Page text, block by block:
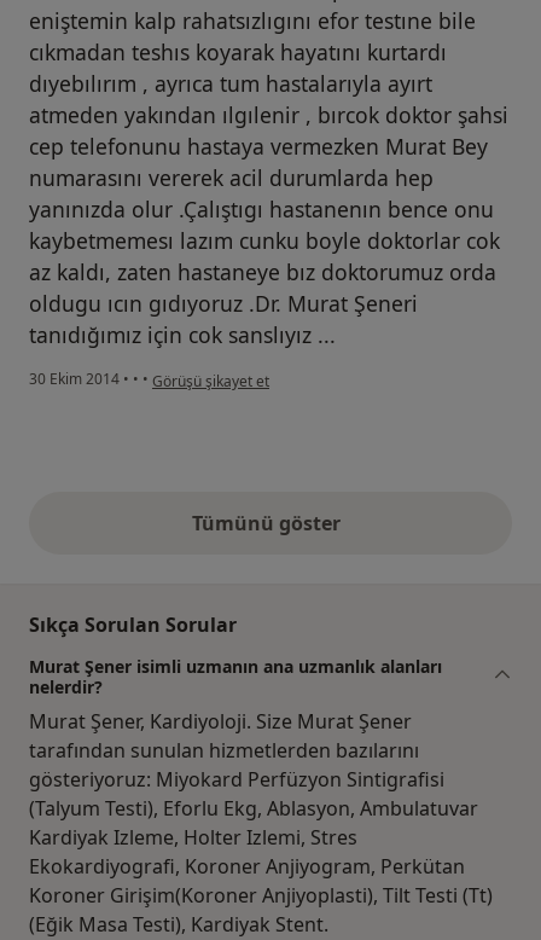
eniştemin kalp rahatsızlıgını efor testıne bile
cıkmadan teshıs koyarak hayatını kurtardı
dıyebılırım , ayrıca tum hastalarıyla ayırt
atmeden yakından ılgılenir , bırcok doktor şahsi
cep telefonunu hastaya vermezken Murat Bey
numarasını vererek acil durumlarda hep
yanınızda olur .Çalıştıgı hastanenın bence onu
kaybetmemesı lazım cunku boyle doktorlar cok
az kaldı, zaten hastaneye bız doktorumuz orda
oldugu ıcın gıdıyoruz .Dr. Murat Şeneri
tanıdığımız için cok sanslıyız ...
30 Ekim 2014 • • • kullanıcının görüşüne göre nu...r
Görüşü şikayet et
Tümünü gösteryukarıdaki görüşler
Sıkça Sorulan Sorular
Murat Şener isimli uzmanın ana uzmanlık alanları
nelerdir?
Murat Şener, Kardiyoloji. Size Murat Şener
tarafından sunulan hizmetlerden bazılarını
gösteriyoruz: Miyokard Perfüzyon Sintigrafisi
(Talyum Testi), Eforlu Ekg, Ablasyon, Ambulatuvar
Kardiyak Izleme, Holter Izlemi, Stres
Ekokardiyografi, Koroner Anjiyogram, Perkütan
Koroner Girişim(Koroner Anjiyoplasti), Tilt Testi (Tt)
(Eğik Masa Testi), Kardiyak Stent.